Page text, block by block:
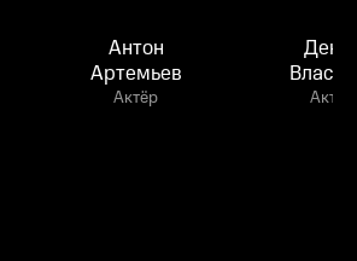
Антон
Артемьев
Актёр Актёр